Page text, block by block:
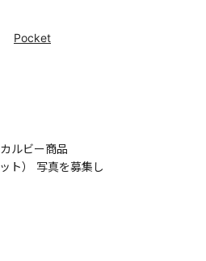
Pocket
ルビー商品
ト） 写真を募集し